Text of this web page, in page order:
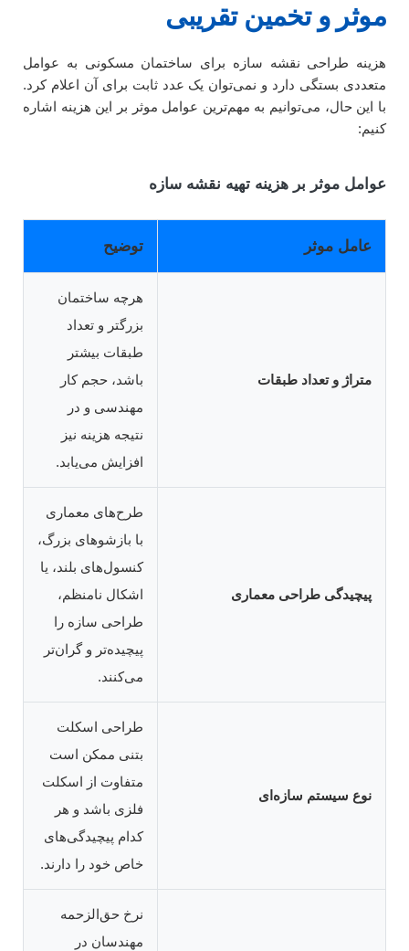
موثر و تخمین تقریبی
هزینه طراحی نقشه سازه برای ساختمان مسکونی به عوامل
متعددی بستگی دارد و نمی‌توان یک عدد ثابت برای آن اعلام کرد.
با این حال، می‌توانیم به مهم‌ترین عوامل موثر بر این هزینه اشاره
کنیم:
عوامل موثر بر هزینه تهیه نقشه سازه
عامل موثر توضیح
متراژ و تعداد طبقات
هرچه ساختمان
بزرگتر و تعداد
طبقات بیشتر
باشد، حجم کار
مهندسی و در
نتیجه هزینه نیز
افزایش می‌یابد.
پیچیدگی طراحی معماری
طرح‌های معماری
با بازشوهای بزرگ،
کنسول‌های بلند، یا
اشکال نامنظم،
طراحی سازه را
پیچیده‌تر و گران‌تر
می‌کنند.
نوع سیستم سازه‌ای
طراحی اسکلت
بتنی ممکن است
متفاوت از اسکلت
فلزی باشد و هر
کدام پیچیدگی‌های
خاص خود را دارند.
نرخ حق‌الزحمه
مهندسان در